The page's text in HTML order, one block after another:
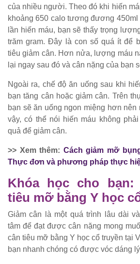
của nhiều người. Theo đó khi hiến
khoảng 650 calo tương đương 450ml
lần hiến máu, bạn sẽ thấy trọng
trăm gram. Đây là con số quá ít để
tiêu giảm cân. Hơn nửa, lượng máu
lại ngay sau đó và cân nặng của bạn
Ngoài ra, chế độ ăn uống sau khi
bạn tăng cân hoặc giảm cân. Trên
bạn sẽ ăn uống ngon miệng hơn nên
vậy, có thể nói hiến máu không
quả để giảm cân.
>> Xem thêm: Cách giảm mỡ
Thực đơn và phương pháp thực
Khóa học cho bạn:
tiêu mỡ bằng Y học
Giảm cân là một quá trình lâu dài
tâm để đạt được cân nặng mong
cân tiêu mỡ bằng Y học cổ truyền tại
bạn nhanh chóng có được vóc dáng